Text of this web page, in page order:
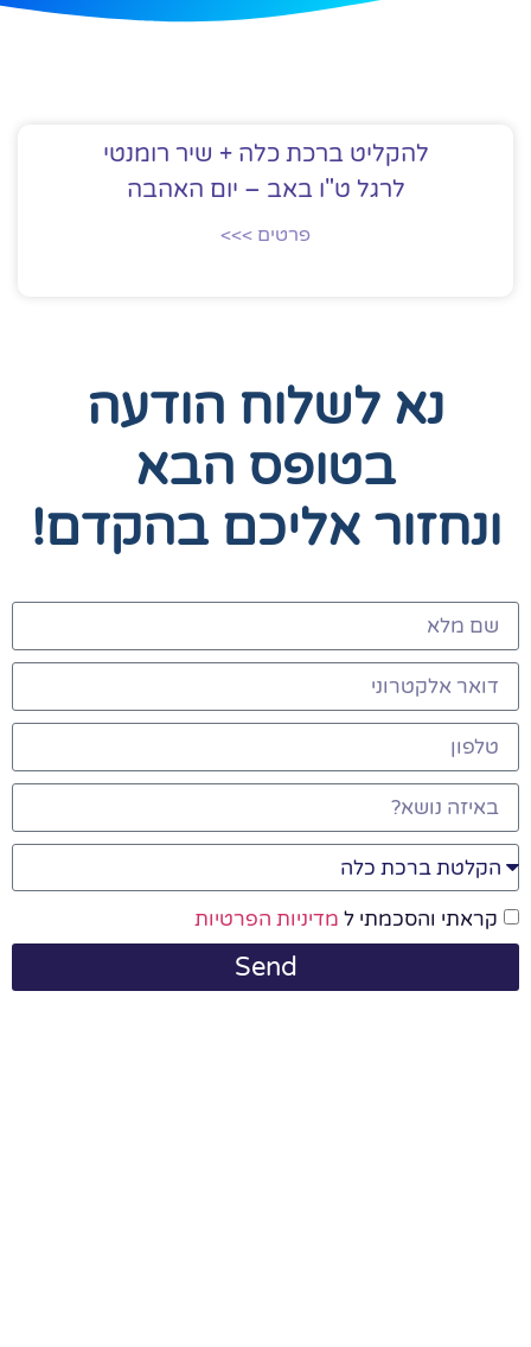
להקליט ברכת כלה + שיר רומנטי
לרגל ט"ו באב – יום האהבה
פרטים >>>
נא לשלוח הודעה
בטופס הבא
ונחזור אליכם בהקדם!
קראתי והסכמתי ל מדיניות הפרטיות
Send